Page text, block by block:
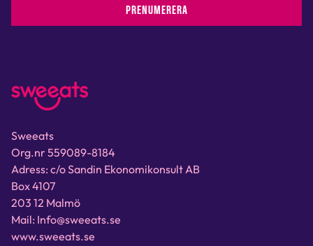
PRENUMERERA
Sweeats
Org.nr 559089-8184
Adress: c/o Sandin Ekonomikonsult AB
Box 4107
203 12 Malmö
Mail: Info@sweeats.se
www.sweeats.se